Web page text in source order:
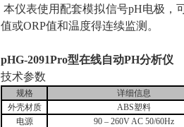
本仪表使用配套模拟信号pH电极，
值或ORP值和温度得连续监测。
pHG-2091Pro型在线自动PH分析仪
技术参数
规格
详细信息
外壳材质
ABS塑料
电源
90 – 260V AC 50/60Hz